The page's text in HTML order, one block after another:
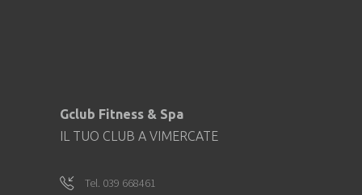
Gclub Fitness & Spa
IL TUO CLUB A VIMERCATE
Tel. 039 668461